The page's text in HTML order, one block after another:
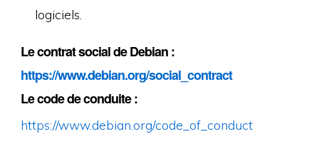
logiciels.
Le contrat social de Debian :
https://www.debian.org/social_contract
Le code de conduite :
https://www.debian.org/code_of_conduct